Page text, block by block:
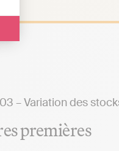
– Variation des
premières